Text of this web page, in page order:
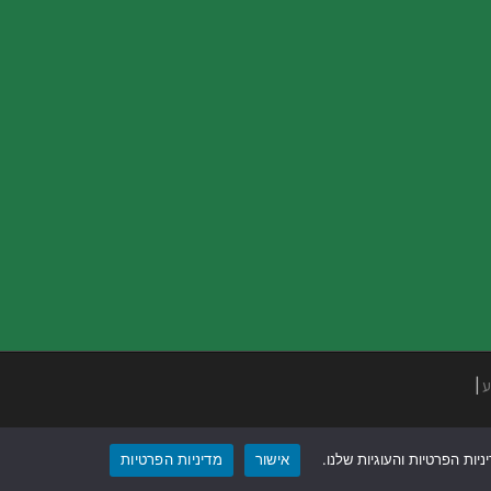
הפרטיות והעוגיות שלנו. אישור מדיניות הפרטיות